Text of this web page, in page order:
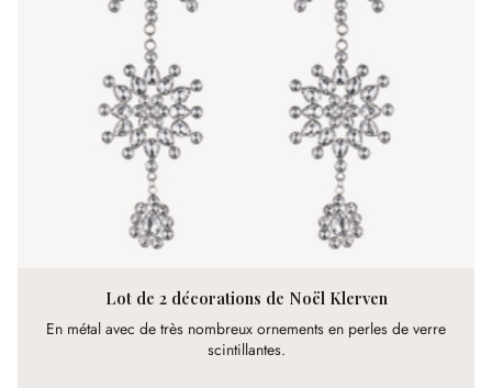
Lot de 2 décorations de Noël Klerven
En métal avec de très nombreux ornements en perles de verre
scintillantes.